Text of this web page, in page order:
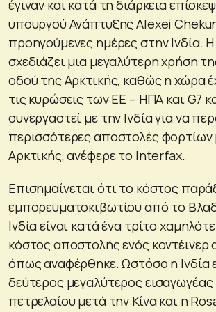
έγιναν και κατά τη διάρκεια
υπουργού Ανάπτυξης Alexei
προηγούμενες ημέρες στην Ινδία.
σχεδιάζει μια μεγαλύτερη χρήση
οδού της Αρκτικής, καθώς η χώρα
τις κυρώσεις των ΕΕ – ΗΠΑ και G7
συνεργαστεί με την Ινδία για να
περισσότερες αποστολές
Αρκτικής, ανέφερε το Interfax.
Επισημαίνεται ότι το κόστος
εμπορευματοκιβωτίου από το
Ινδία είναι κατά ένα τρίτο
κόστος αποστολής ενός
όπως αναφέρθηκε. Ωστόσο η Ινδία
δεύτερος μεγαλύτερος
πετρελαίου μετά την Κίνα και η